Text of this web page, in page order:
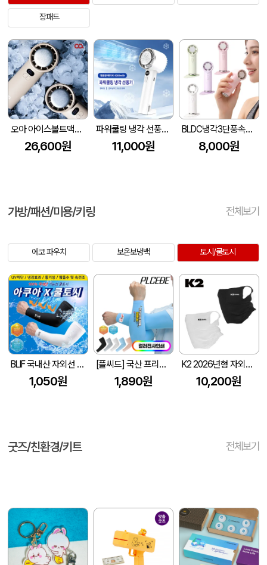
장패드
오아 아이스볼트맥스 휴대용 미니 핸디 냉각 손 선풍기
26,600원
파워쿨링 냉각 선풍기-C타입충전
11,000원
BLDC냉각3단풍속울트라미니선풍기
8,000원
가방/패션/미용/키링 전체보기
에코 파우치 보온보냉백 토시/쿨토시
BLIF 국내산 자외선 차단 블리프 아쿠아X쿨토시
1,050원
[플씨드] 국산 프리미엄 전사 쿨토시 PK2/풀컬러
1,890원
K2 2026년형 자외선차단 냉감 쿨 기능성 쿨마스크 여름 쿨핏 마스크
10,200원
굿즈/친환경/키트 전체보기